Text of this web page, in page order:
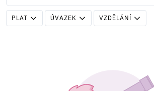
PLAT ÚVAZEK VZDĚLÁNÍ